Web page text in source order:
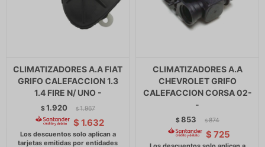
CLIMATIZADORES A.A FIAT
GRIFO CALEFACCION 1.3
1.4 FIRE N/ UNO -
$1.920 $ 1.967
$ 1.632
CLIMATIZADORES A.A
CHEVROLET GRIFO
CALEFACCION CORSA 02-
-
$853 $ 874
$ 725